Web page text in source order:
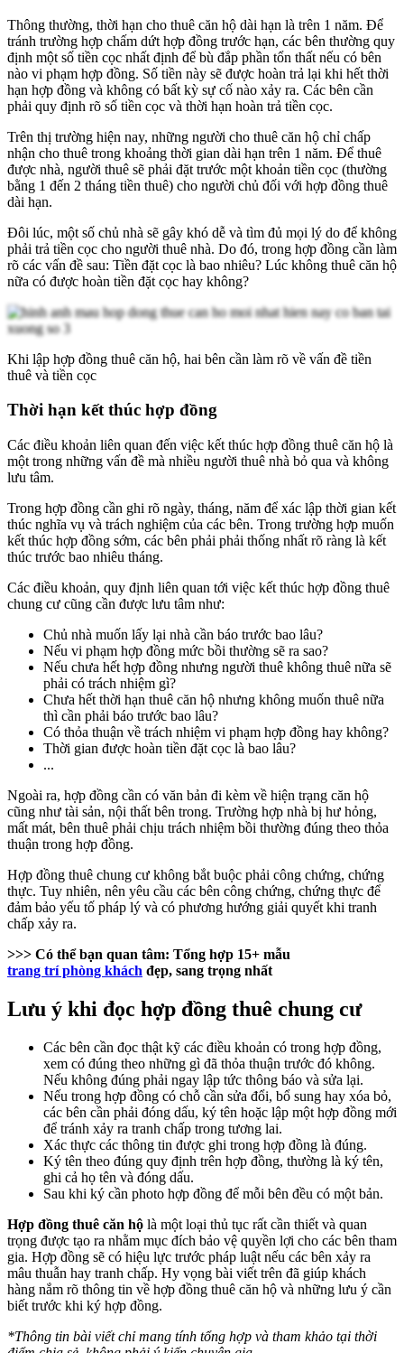
Thông thường, thời hạn cho thuê căn hộ dài hạn là trên 1 năm. Để
tránh trường hợp chấm dứt hợp đồng trước hạn, các bên thường quy
định một số tiền cọc nhất định để bù đắp phần tổn thất nếu có bên
nào vi phạm hợp đồng. Số tiền này sẽ được hoàn trả lại khi hết thời
hạn hợp đồng và không có bất kỳ sự cố nào xảy ra. Các bên cần
phải quy định rõ số tiền cọc và thời hạn hoàn trả tiền cọc.
Trên thị trường hiện nay, những người cho thuê căn hộ chỉ chấp
nhận cho thuê trong khoảng thời gian dài hạn trên 1 năm. Để thuê
được nhà, người thuê sẽ phải đặt trước một khoản tiền cọc (thường
bằng 1 đến 2 tháng tiền thuê) cho người chủ đối với hợp đồng thuê
dài hạn.
Đôi lúc, một số chủ nhà sẽ gây khó dễ và tìm đủ mọi lý do để không
phải trả tiền cọc cho người thuê nhà. Do đó, trong hợp đồng cần làm
rõ các vấn đề sau: Tiền đặt cọc là bao nhiêu? Lúc không thuê căn hộ
nữa có được hoàn tiền đặt cọc hay không?
Khi lập hợp đồng thuê căn hộ, hai bên cần làm rõ về vấn đề tiền
thuê và tiền cọc
Thời hạn kết thúc hợp đồng
Các điều khoản liên quan đến việc kết thúc hợp đồng thuê căn hộ là
một trong những vấn đề mà nhiều người thuê nhà bỏ qua và không
lưu tâm.
Trong hợp đồng cần ghi rõ ngày, tháng, năm để xác lập thời gian kết
thúc nghĩa vụ và trách nghiệm của các bên. Trong trường hợp muốn
kết thúc hợp đồng sớm, các bên phải phải thống nhất rõ ràng là kết
thúc trước bao nhiêu tháng.
Các điều khoản, quy định liên quan tới việc kết thúc hợp đồng thuê
chung cư cũng cần được lưu tâm như:
Chủ nhà muốn lấy lại nhà cần báo trước bao lâu?
Nếu vi phạm hợp đồng mức bồi thường sẽ ra sao?
Nếu chưa hết hợp đồng nhưng người thuê không thuê nữa sẽ
phải có trách nhiệm gì?
Chưa hết thời hạn thuê căn hộ nhưng không muốn thuê nữa
thì cần phải báo trước bao lâu?
Có thỏa thuận về trách nhiệm vi phạm hợp đồng hay không?
Thời gian được hoàn tiền đặt cọc là bao lâu?
...
Ngoài ra, hợp đồng cần có văn bản đi kèm về hiện trạng căn hộ
cũng như tài sản, nội thất bên trong. Trường hợp nhà bị hư hỏng,
mất mát, bên thuê phải chịu trách nhiệm bồi thường đúng theo thỏa
thuận trong hợp đồng.
Hợp đồng thuê chung cư không bắt buộc phải công chứng, chứng
thực. Tuy nhiên, nên yêu cầu các bên công chứng, chứng thực để
đảm bảo yếu tố pháp lý và có phương hướng giải quyết khi tranh
chấp xảy ra.
>>> Có thể bạn quan tâm: Tổng hợp 15+ mẫu
trang trí phòng khách đẹp, sang trọng nhất
Lưu ý khi đọc hợp đồng thuê chung cư
Các bên cần đọc thật kỹ các điều khoản có trong hợp đồng,
xem có đúng theo những gì đã thỏa thuận trước đó không.
Nếu không đúng phải ngay lập tức thông báo và sửa lại.
Nếu trong hợp đồng có chỗ cần sửa đổi, bổ sung hay xóa bỏ,
các bên cần phải đóng dấu, ký tên hoặc lập một hợp đồng mới
để tránh xảy ra tranh chấp trong tương lai.
Xác thực các thông tin được ghi trong hợp đồng là đúng.
Ký tên theo đúng quy định trên hợp đồng, thường là ký tên,
ghi cả họ tên và đóng dấu.
Sau khi ký cần photo hợp đồng để mỗi bên đều có một bản.
Hợp đồng thuê căn hộ là một loại thủ tục rất cần thiết và quan
trọng được tạo ra nhằm mục đích bảo vệ quyền lợi cho các bên tham
gia. Hợp đồng sẽ có hiệu lực trước pháp luật nếu các bên xảy ra
mâu thuẫn hay tranh chấp. Hy vọng bài viết trên đã giúp khách
hàng nắm rõ thông tin về hợp đồng thuê căn hộ và những lưu ý cần
biết trước khi ký hợp đồng.
*Thông tin bài viết chỉ mang tính tổng hợp và tham khảo tại thời